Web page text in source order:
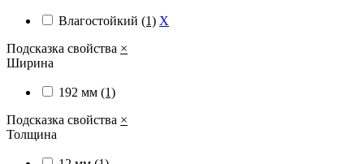
Влагостойкий (1) X
Подсказка свойства ×
Ширина
192 мм (1)
Подсказка свойства ×
Толщина